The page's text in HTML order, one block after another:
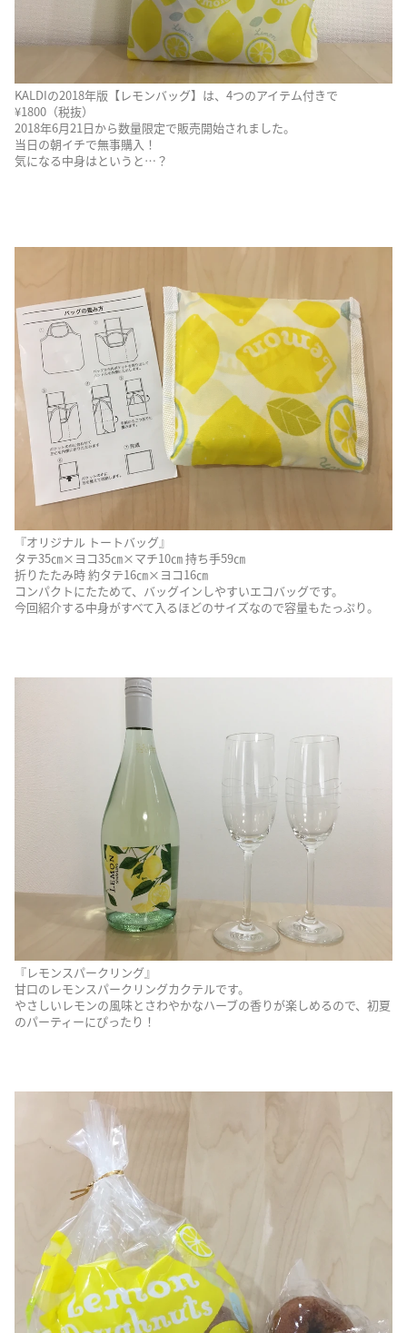
KALDIの2018年版【レモンバッグ】は、4つのアイテム付きで
¥1800（税抜）
2018年6月21日から数量限定で販売開始されました。
当日の朝イチで無事購入！
気になる中身はというと…？
『オリジナル トートバッグ』
タテ35㎝×ヨコ35㎝×マチ10㎝ 持ち手59㎝
折りたたみ時 約タテ16㎝×ヨコ16㎝
コンパクトにたためて、バッグインしやすいエコバッグです。
今回紹介する中身がすべて入るほどのサイズなので容量もたっぷり。
『レモンスパークリング』
甘口のレモンスパークリングカクテルです。
やさしいレモンの風味とさわやかなハーブの香りが楽しめるので、初夏
のパーティーにぴったり！